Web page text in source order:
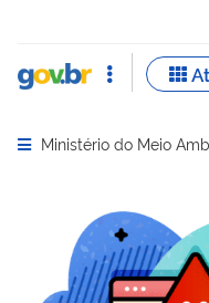
Abrir menu principal
Ministério do Meio